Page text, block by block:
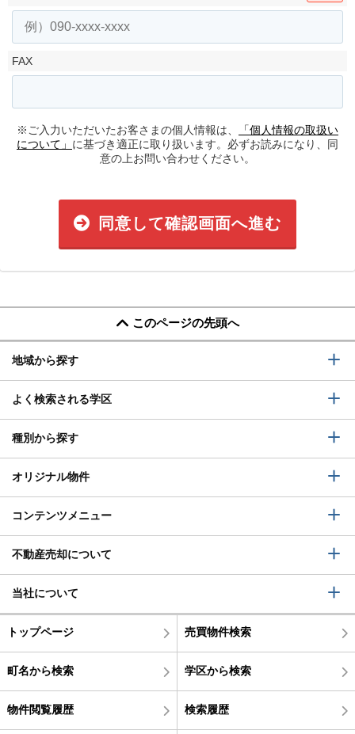
FAX
※ご入力いただいたお客さまの個人情報は、
「個人情報の取扱い
について」 に基づき適正に取り扱います。必ずお読みになり、同
意の上お問い合わせください。
同意して確認画面へ進む
このページの先頭へ
地域から探す
よく検索される学区
種別から探す
オリジナル物件
コンテンツメニュー
不動産売却について
当社について
トップページ 売買物件検索
町名から検索 学区から検索
物件閲覧履歴 検索履歴